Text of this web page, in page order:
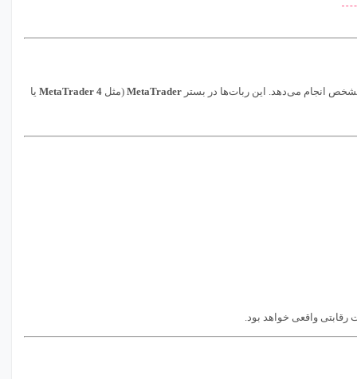
انجام می‌دهد. این ربات‌ها در بسترMetaTrader (مثلMetaTrader 4 یا